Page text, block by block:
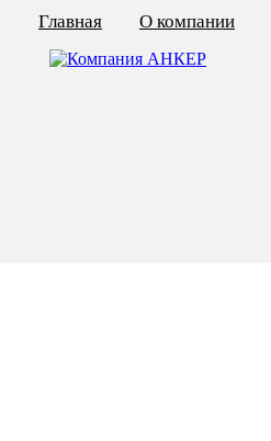
Главная О компании